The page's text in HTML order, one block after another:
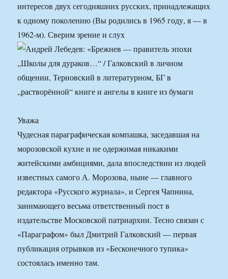
интересов двух сегодняшних русских, принадлежащих
к одному поколению (Вы родились в 1965 году, я — в
1962-м). Сверим зрение и слух
Уважа
Чудесная параграфическая компашка, заседавшая на
морозовской кухне и не одержимая никакими
житейскими амбициями, дала впоследствии из людей
известных самого А. Морозова, ныне — главного
редактора «Русского журнала», и Сергея Чапнина,
занимающего весьма ответственный пост в
издательстве Московской патриархии. Тесно связан с
«Параграфом» был Дмитрий Галковский — первая
публикация отрывков из «Бесконечного тупика»
состоялась именно там.